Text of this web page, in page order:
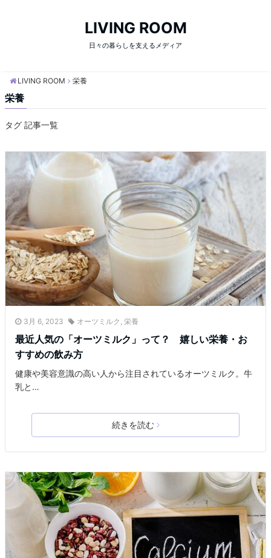
LIVING ROOM
日々の暮らしを支えるメディア
LIVING ROOM 栄養
栄養
タグ 記事一覧
3月 6, 2023 オーツミルク , 栄養
最近人気の「オーツミルク」って？ 嬉しい栄養・お
すすめの飲み方
健康や美容意識の高い人から注目されているオーツミルク。牛
乳と…
続きを読む